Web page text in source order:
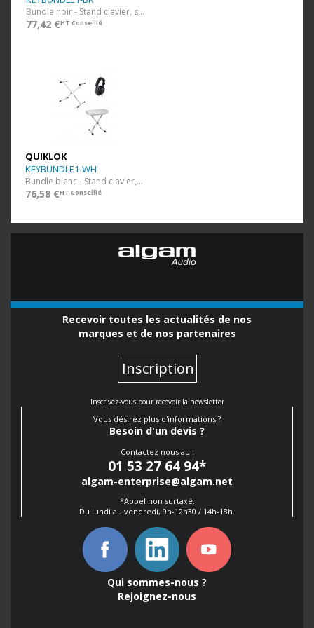
Bundle noir - Stand clavier, siège et casque
77,42 €HT Conseillé
QUIKLOK
KEYBUNDLE1-WH
Bundle blanc - Stand clavier, siège et casque
76,58 €HT Conseillé
Recevoir toutes les actualités de nos
marques et de nos partenaires
Inscription
Inscrivez-vous pour recevoir la newsletter
Vous désirez plus d'informations ?
Besoin d'un devis ?
Contactez nous au :
01 53 27 64 94*
algam-enterprise@algam.net
*Appel non surtaxé.
Du lundi au vendredi, 9h-12h30 / 14h-18h.
Qui sommes-nous ?
Rejoignez-nous